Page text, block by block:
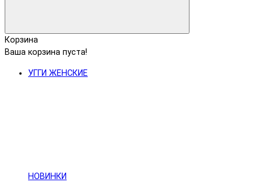
Корзина
Ваша корзина пуста!
УГГИ ЖЕНСКИЕ
НОВИНКИ